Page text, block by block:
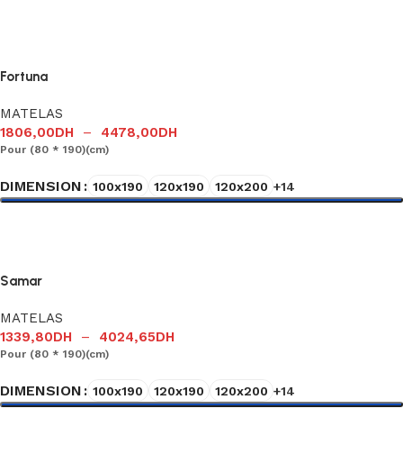
Fortuna
MATELAS
1806,00DH – 4478,00DH
Pour (80 * 190)(cm)
DIMENSION 100x190 120x190 120x200 +14
Samar
MATELAS
1339,80DH – 4024,65DH
Pour (80 * 190)(cm)
DIMENSION 100x190 120x190 120x200 +14